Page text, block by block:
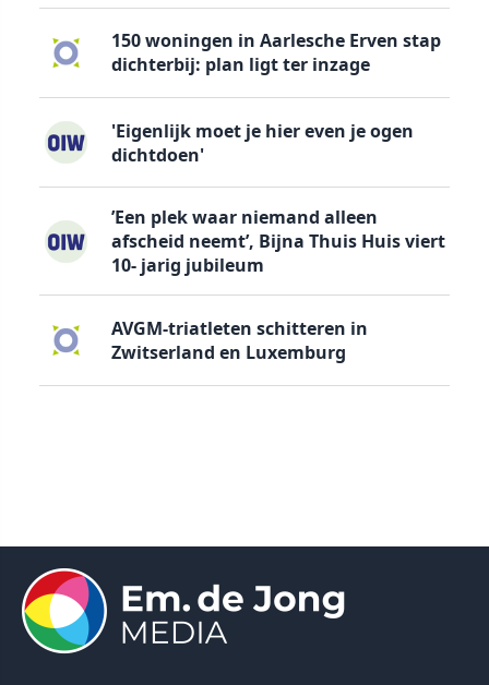
150 woningen in Aarlesche Erven stap
dichterbij: plan ligt ter inzage
'Eigenlijk moet je hier even je ogen
dichtdoen'
’Een plek waar niemand alleen
afscheid neemt’, Bijna Thuis Huis viert
10- jarig jubileum
AVGM-triatleten schitteren in
Zwitserland en Luxemburg